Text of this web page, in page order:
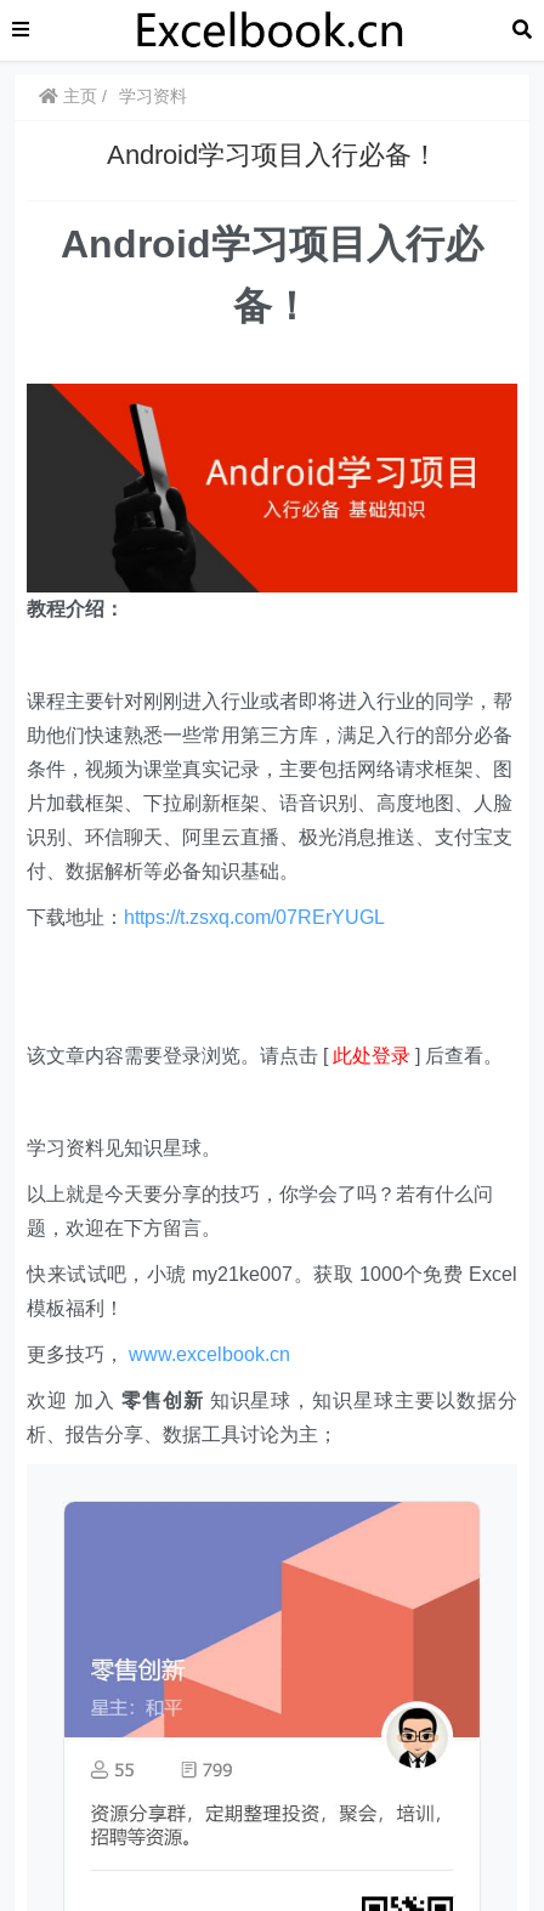
主页 学习资料
Android学习项目入行必备！
Android学习项目入行必
备！
教程介绍：
课程主要针对刚刚进入行业或者即将进入行业的同学，帮
助他们快速熟悉一些常用第三方库，满足入行的部分必备
条件，视频为课堂真实记录，主要包括网络请求框架、图
片加载框架、下拉刷新框架、语音识别、高度地图、人脸
识别、环信聊天、阿里云直播、极光消息推送、支付宝支
付、数据解析等必备知识基础。
下载地址： https://t.zsxq.com/07RErYUGL
该文章内容需要登录浏览。请点击 [ 此处登录 ] 后查看。
学习资料见知识星球。
以上就是今天要分享的技巧，你学会了吗？若有什么问
题，欢迎在下方留言。
快来试试吧，小琥 my21ke007。获取 1000个免费 Excel
模板福利​​​​！
更多技巧，www.excelbook.cn
欢迎 加入 零售创新 知识星球，知识星球主要以数据分
析、报告分享、数据工具讨论为主；